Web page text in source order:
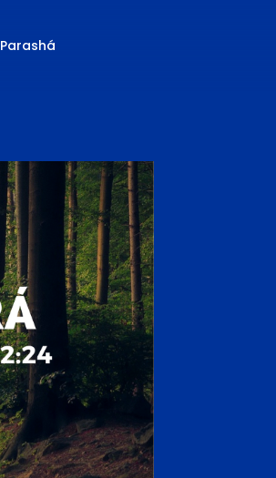
Parashá